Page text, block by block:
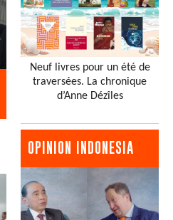
Neuf livres pour un été de
traversées. La chronique
d’Anne Dézîles
OPINION INDONESIA